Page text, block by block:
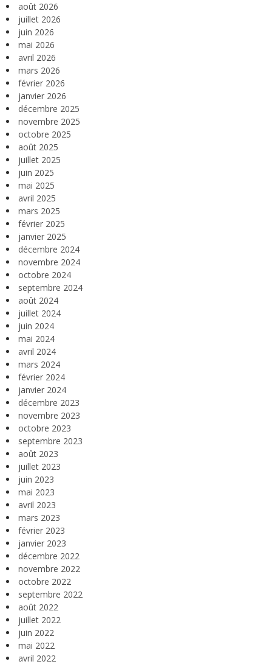
août 2026
juillet 2026
juin 2026
mai 2026
avril 2026
mars 2026
février 2026
janvier 2026
décembre 2025
novembre 2025
octobre 2025
août 2025
juillet 2025
juin 2025
mai 2025
avril 2025
mars 2025
février 2025
janvier 2025
décembre 2024
novembre 2024
octobre 2024
septembre 2024
août 2024
juillet 2024
juin 2024
mai 2024
avril 2024
mars 2024
février 2024
janvier 2024
décembre 2023
novembre 2023
octobre 2023
septembre 2023
août 2023
juillet 2023
juin 2023
mai 2023
avril 2023
mars 2023
février 2023
janvier 2023
décembre 2022
novembre 2022
octobre 2022
septembre 2022
août 2022
juillet 2022
juin 2022
mai 2022
avril 2022